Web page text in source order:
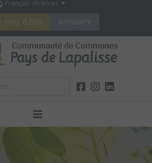
Français (France)
mag 8.888 Annuaire